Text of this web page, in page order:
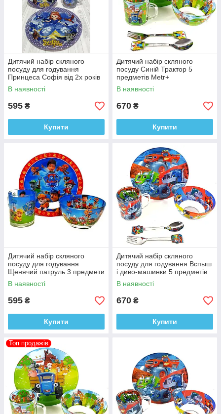
Дитячий набір скляного
посуду для годування
Принцеса Софія від 2х років
В наявності
595 ₴
Купити
Дитячий набір скляного
посуду Синій Трактор 5
предметів Metr+
В наявності
670 ₴
Купити
Дитячий набір скляного
посуду для годування
Щенячий патруль 3 предмети
Metr+
В наявності
595 ₴
Купити
Дитячий набір скляного
посуду для годування Вспыш
і диво-машинки 5 предметів
Metr+
В наявності
670 ₴
Купити
Топ продажів